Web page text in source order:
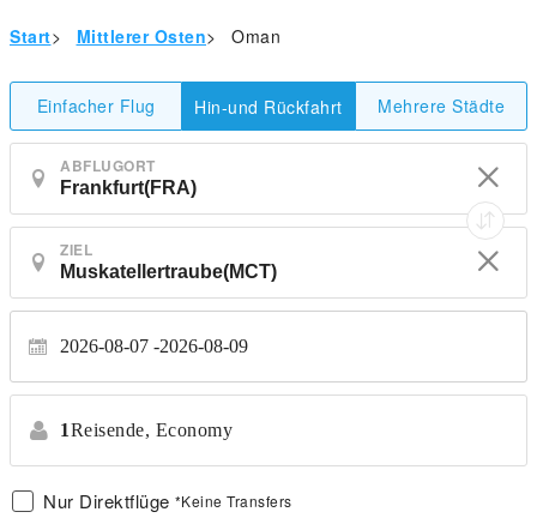
Start> Mittlerer Osten> Oman
Einfacher Flug Hin-und Rückfahrt Mehrere Städte
ABFLUGORT
ZIEL
2026-08-07 2026-08-09
1Reisende, Economy
Nur Direktflüge *Keine Transfers